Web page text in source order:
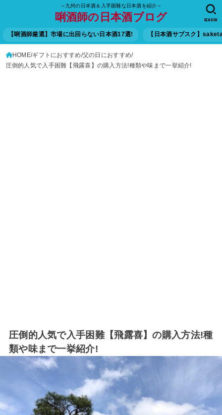
～九州の日本酒＆入手困難な日本酒を紹介～
唎酒師の日本酒ブログ
【唎酒師厳選】市場に出回らない日本酒17選! 【日本酒サブスク】
SEARCH
HOME ギフトにおすすめ 父の日におすすめ
圧倒的人気で入手困難【飛露喜】の購入方法!種類や味まで一挙紹介!
圧倒的人気で入手困難【飛露喜】の購入方法!種
類や味まで一挙紹介!